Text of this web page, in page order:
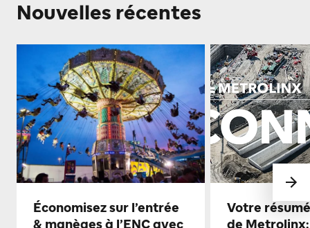
Nouvelles récentes
Économisez sur l’entrée
& manèges à l’ENC avec
Votre
de